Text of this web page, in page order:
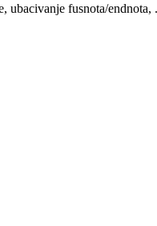
ubacivanje fusnota/endnota,